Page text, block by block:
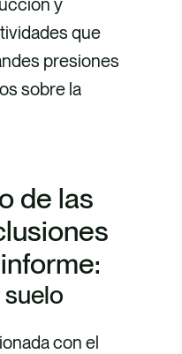
que
presiones
sobre la
de las
suelo
con el